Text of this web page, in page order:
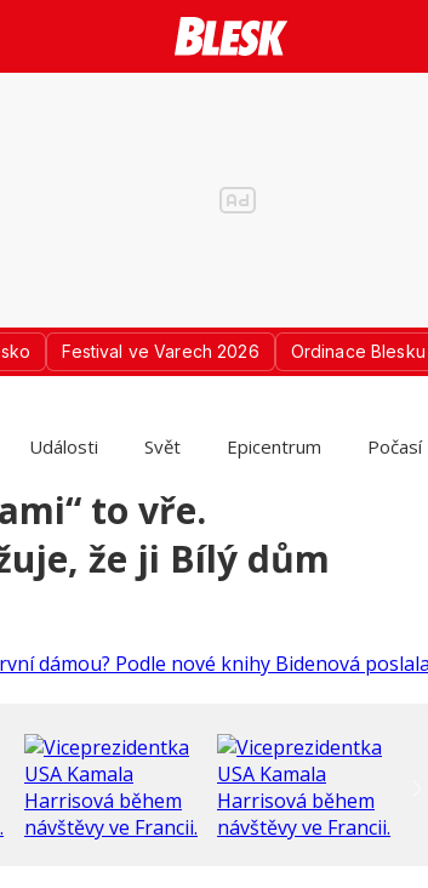
Festival ve Varech 2026 Ordinace Blesku
Události Svět Epicentrum Počasí
to vře.
že ji Bílý dům